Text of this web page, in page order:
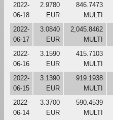
2022-
06-18
2.9780
EUR
846.7473
MULTI
2022-
06-17
3.0840
EUR
2,045.8462
MULTI
2022-
06-16
3.1590
EUR
415.7103
MULTI
2022-
06-15
3.1390
EUR
919.1938
MULTI
2022-
06-14
3.3700
EUR
590.4539
MULTI